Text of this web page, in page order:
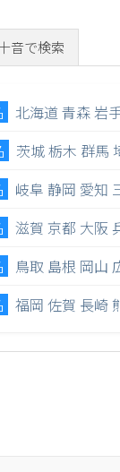
音で検索
北海道 青森岩
茨城栃木 群馬
岐阜 静岡 愛知
滋賀 京都 大阪
鳥取 島根 岡山
福岡 佐賀 長崎